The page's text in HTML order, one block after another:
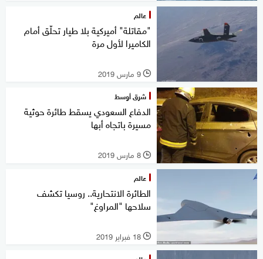
عالم
"مقاتلة" أميركية بلا طيار تحلّق أمام
الكاميرا لأول مرة
l 9 مارس 2019
شرق أوسط
الدفاع السعودي يسقط طائرة حوثية
مسيرة باتجاه أبها
l 8 مارس 2019
عالم
الطائرة الانتحارية.. روسيا تكشف
سلاحها "المراوغ"
l 18 فبراير 2019